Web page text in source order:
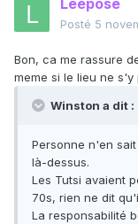
Leepose
Posté 5
Bon, ca me rassure
meme si le lieu ne s'y
Winston a dit :
Personne n'en
là-dessus.
Les Tutsi avaient
70s, rien ne dit
La responsabilité